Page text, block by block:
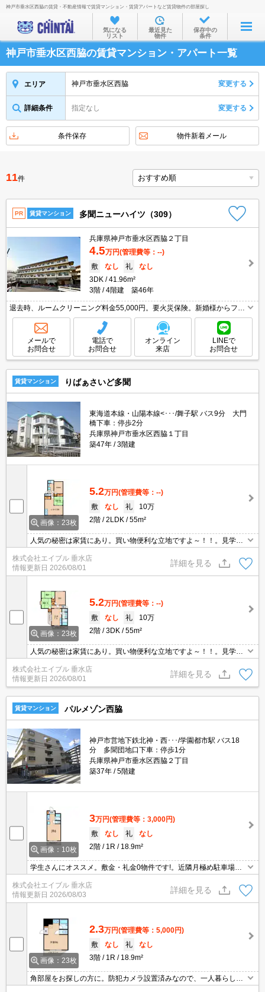
お部屋を探す
沿線・駅から
住所から
家賃相場から
物件特集から
不動産会社から
TOP
神戸市垂水区西脇の賃貸・不動産情報で賃貸マンション・賃貸アパートなど賃貸物件の部屋探し
気になる
リスト
最近見た
物件
保存中の
条件
神戸市垂水区西脇の賃貸マンション・アパート一覧
エリア 神戸市垂水区西脇 変更する
詳細条件 指定なし 変更する
条件保存 物件新着メール
11件
PR 賃貸マンション 多聞ニューハイツ（309）
兵庫県神戸市垂水区西脇２丁目
4.5万円(管理費等：--)
敷
なし 礼
なし
3DK
41.96m²
3階
4階建 築46年
退去時、ルームクリーニング料金55,000円。要火災保険。新婚様からファ
ミリーまで。
メールで
お問合せ
電話で
お問合せ
オンライン
来店
LINEで
お問合せ
賃貸マンション りばぁさいど多聞
東海道本線・山陽本線<･･･/舞子駅 バス9分 大門
橋下車：停歩2分
兵庫県神戸市垂水区西脇１丁目
築47年
3階建
画像：23枚
5.2万円(管理費等：--)
敷
なし 礼
10万
2階
2LDK 55m²
人気の秘密は家賃にあり。買い物便利な立地ですよ～！！。見学は
お早めに。バイク置き場あり。24時間セキュリティシステム。
株式会社エイブル 垂水店
情報更新日 2026/08/01
詳細を見る
画像：23枚
5.2万円(管理費等：--)
敷
なし 礼
10万
2階
3DK 55m²
人気の秘密は家賃にあり。買い物便利な立地ですよ～！！。見学は
お早めに。保証会社加入要(月額総支払額の40%)。
株式会社エイブル 垂水店
情報更新日 2026/08/01
詳細を見る
賃貸マンション パルメゾン西脇
神戸市営地下鉄北神・西･･･/学園都市駅 バス18
分 多聞団地口下車：停歩1分
兵庫県神戸市垂水区西脇２丁目
築37年
5階建
画像：10枚
3万円(管理費等：3,000円)
敷
なし 礼
なし
2階
1R 18.9m²
学生さんにオススメ。敷金・礼金0物件です!。近隣月極め駐車場紹
介可能。
株式会社エイブル 垂水店
情報更新日 2026/08/03
詳細を見る
画像：23枚
2.3万円(管理費等：5,000円)
敷
なし 礼
なし
3階
1R 18.9m²
角部屋をお探しの方に。防犯カメラ設置済みなので、一人暮らしの
方でも安心です。室内に洗濯機置場あり。シューズボックス付き。I